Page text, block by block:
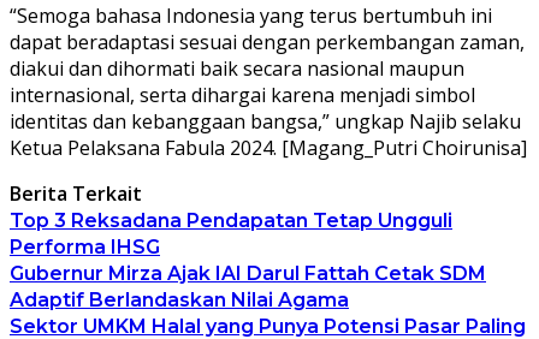
“Semoga bahasa Indonesia yang terus bertumbuh ini
dapat beradaptasi sesuai dengan perkembangan zaman,
diakui dan dihormati baik secara nasional maupun
internasional, serta dihargai karena menjadi simbol
identitas dan kebanggaan bangsa,” ungkap Najib selaku
Ketua Pelaksana Fabula 2024. [Magang_Putri Choirunisa]
Berita Terkait
Top 3 Reksadana Pendapatan Tetap Ungguli
Performa IHSG
Gubernur Mirza Ajak IAI Darul Fattah Cetak SDM
Adaptif Berlandaskan Nilai Agama
Sektor UMKM Halal yang Punya Potensi Pasar Paling